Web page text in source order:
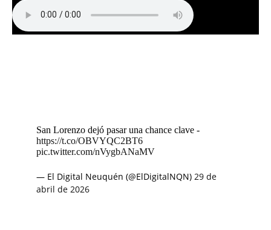
San Lorenzo dejó pasar una chance clave -
https://t.co/OBVYQC2BT6
pic.twitter.com/nVygbANaMV
— El Digital Neuquén (@ElDigitalNQN) 29 de
abril de 2026